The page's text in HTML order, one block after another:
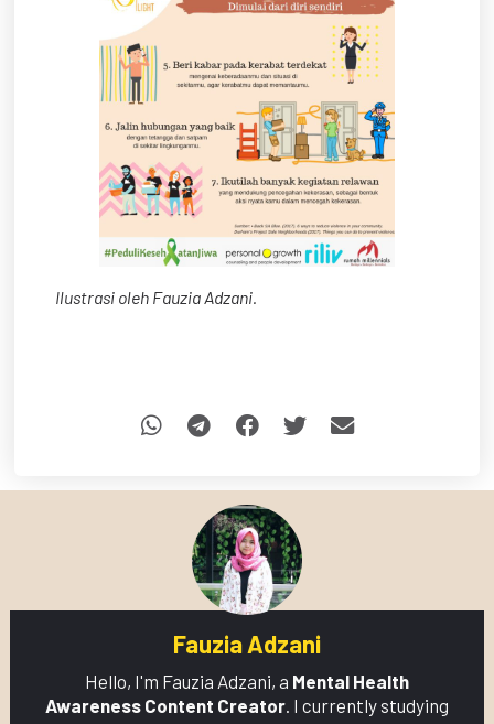
Ilustrasi oleh Fauzia Adzani.
Fauzia Adzani
Hello, I'm Fauzia Adzani, a Mental Health
Awareness Content Creator . I currently studying